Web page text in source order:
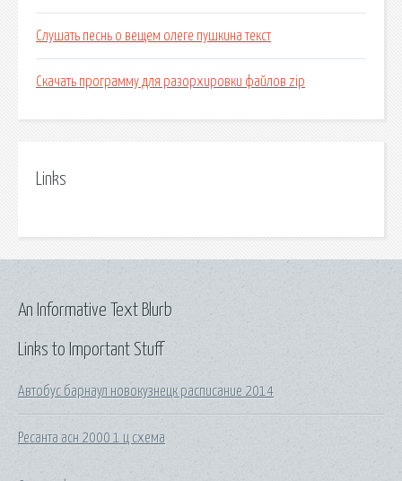
Слушать песнь о вещем олеге пушкина текст
Скачать программу для разорхировки файлов zip
Links
Links to Important Stuff
Автобус барнаул новокузнецк расписание 2014
Ресанта асн 2000 1 ц схема
An Informative Text Blurb